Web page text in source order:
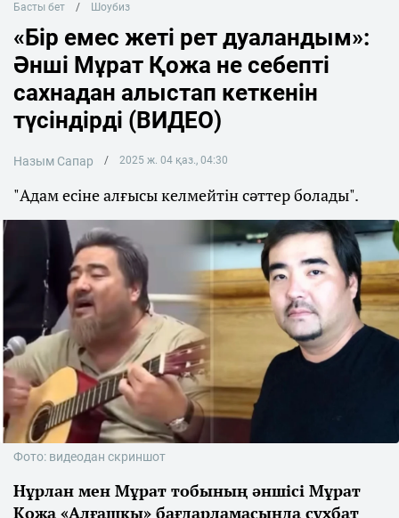
Басты бет Шоубиз
«Бір емес жеті рет дуаландым»:
Әнші Мұрат Қожа не себепті
сахнадан алыстап кеткенін
түсіндірді (ВИДЕО)
Назым Сапар 2025 ж. 04 қаз., 04:30
"Адам есіне алғысы келмейтін сәттер болады".
Фото: видеодан скриншот
Нұрлан мен Мұрат тобының әншісі Мұрат
Қожа «Алғашқы» бағдарламасында сұхбат